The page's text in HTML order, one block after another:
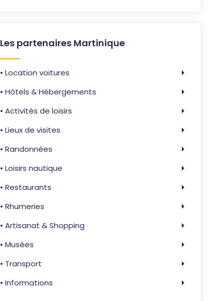
Les partenaires Martinique
• Location voitures
• Hôtels & Hébergements
• Activités de loisirs
• Lieux de visites
• Randonnées
• Loisirs nautique
• Restaurants
• Rhumeries
• Artisanat & Shopping
• Musées
• Transport
• Informations